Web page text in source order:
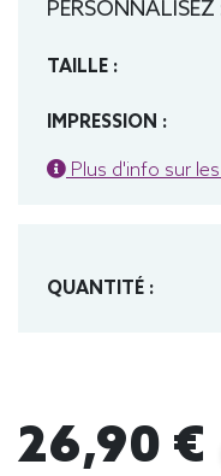
PERSONNALISEZ
TAILLE :
IMPRESSION :
Plus d'info sur
QUANTITÉ :
26,90 €